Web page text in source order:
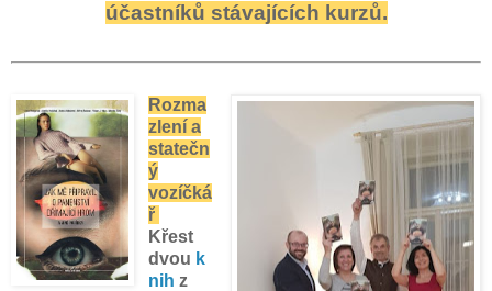
účastníků stávajících kurzů.
Rozma
zlení a
statečn
ý
vozíčká
ř
Křest
dvou k
nih z